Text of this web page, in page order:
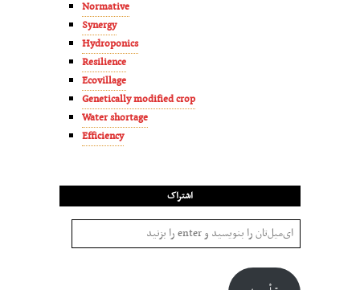
Normative
Synergy
Hydroponics
Resilience
Ecovillage
Genetically modified crop
Water shortage
Efficiency
اشتراک